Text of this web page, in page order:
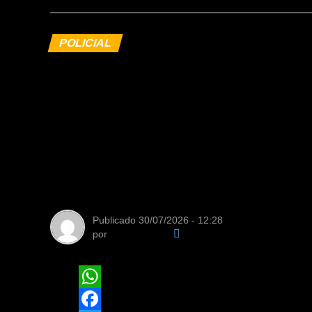
POLICIAL
Publicado 30/07/2026 - 12:28
por
WhatsApp